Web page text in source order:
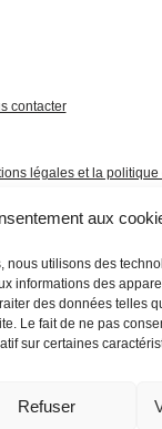
aux
nous utilisons des
informations des
des données telles
Le fait de ne pas
sur certaines
Refuser
contacter
légales et la politique